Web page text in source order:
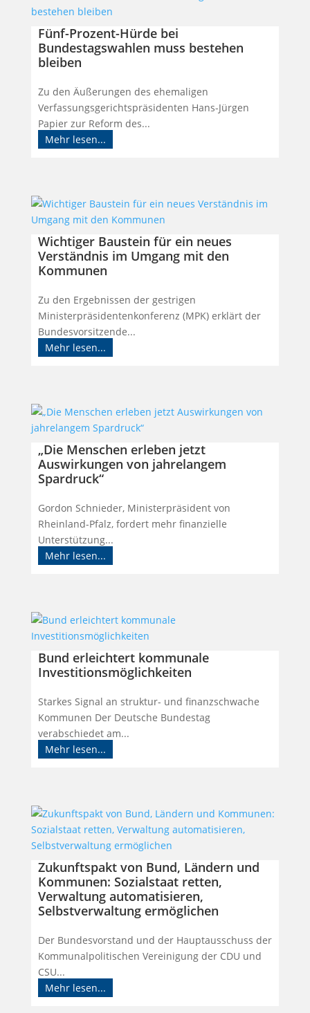
Fünf-Prozent-Hürde bei
Bundestagswahlen muss bestehen
bleiben
Zu den Äußerungen des ehemaligen
Verfassungsgerichtspräsidenten Hans-Jürgen
Papier zur Reform des...
Mehr lesen...
Wichtiger Baustein für ein neues
Verständnis im Umgang mit den
Kommunen
Zu den Ergebnissen der gestrigen
Ministerpräsidentenkonferenz (MPK) erklärt der
Bundesvorsitzende...
Mehr lesen...
„Die Menschen erleben jetzt
Auswirkungen von jahrelangem
Spardruck“
Gordon Schnieder, Ministerpräsident von
Rheinland-Pfalz, fordert mehr finanzielle
Unterstützung...
Mehr lesen...
Bund erleichtert kommunale
Investitionsmöglichkeiten
Starkes Signal an struktur- und finanzschwache
Kommunen Der Deutsche Bundestag
verabschiedet am...
Mehr lesen...
Zukunftspakt von Bund, Ländern und
Kommunen: Sozialstaat retten,
Verwaltung automatisieren,
Selbstverwaltung ermöglichen
Der Bundesvorstand und der Hauptausschuss der
Kommunalpolitischen Vereinigung der CDU und
CSU...
Mehr lesen...